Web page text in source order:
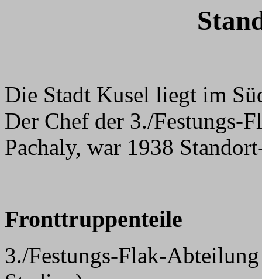
Die Stadt Kusel liegt im
Der Chef der 3./Festungs-
Pachaly, war 1938
Fronttruppenteile
3./Festungs-Flak-